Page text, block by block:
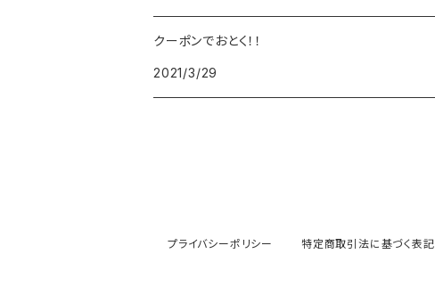
CLUSE
KAPTEN&SON
TOMMY HILFIGER
その他
DIESEL
PAUL SMITH
POLO RALPH LAUREN
MONCLER
INCASE
GREGORY
CASIO
クーポンでおとく！！
2021/3/29
プライバシーポリシー 特定商取引法に基づく表記